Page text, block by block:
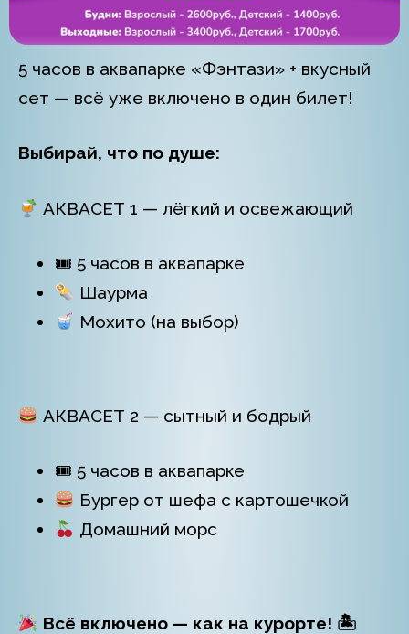
5 часов в аквапарке «Фэнтази» + вкусный
сет — всё уже включено в один билет!
Выбирай, что по душе:
АКВАСЕТ 1 — лёгкий и освежающий
🎟 5 часов в аквапарке
Шаурма
Мохито (на выбор)
АКВАСЕТ 2 — сытный и бодрый
🎟 5 часов в аквапарке
Бургер от шефа с картошечкой
Домашний морс
Всё включено — как на курорте! 🏝